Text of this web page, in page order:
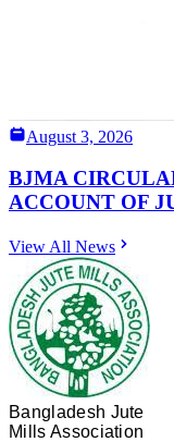
August 3, 2026
BJMA
ACCOUNT OF
View All News
Bangladesh Jute
Mills Association